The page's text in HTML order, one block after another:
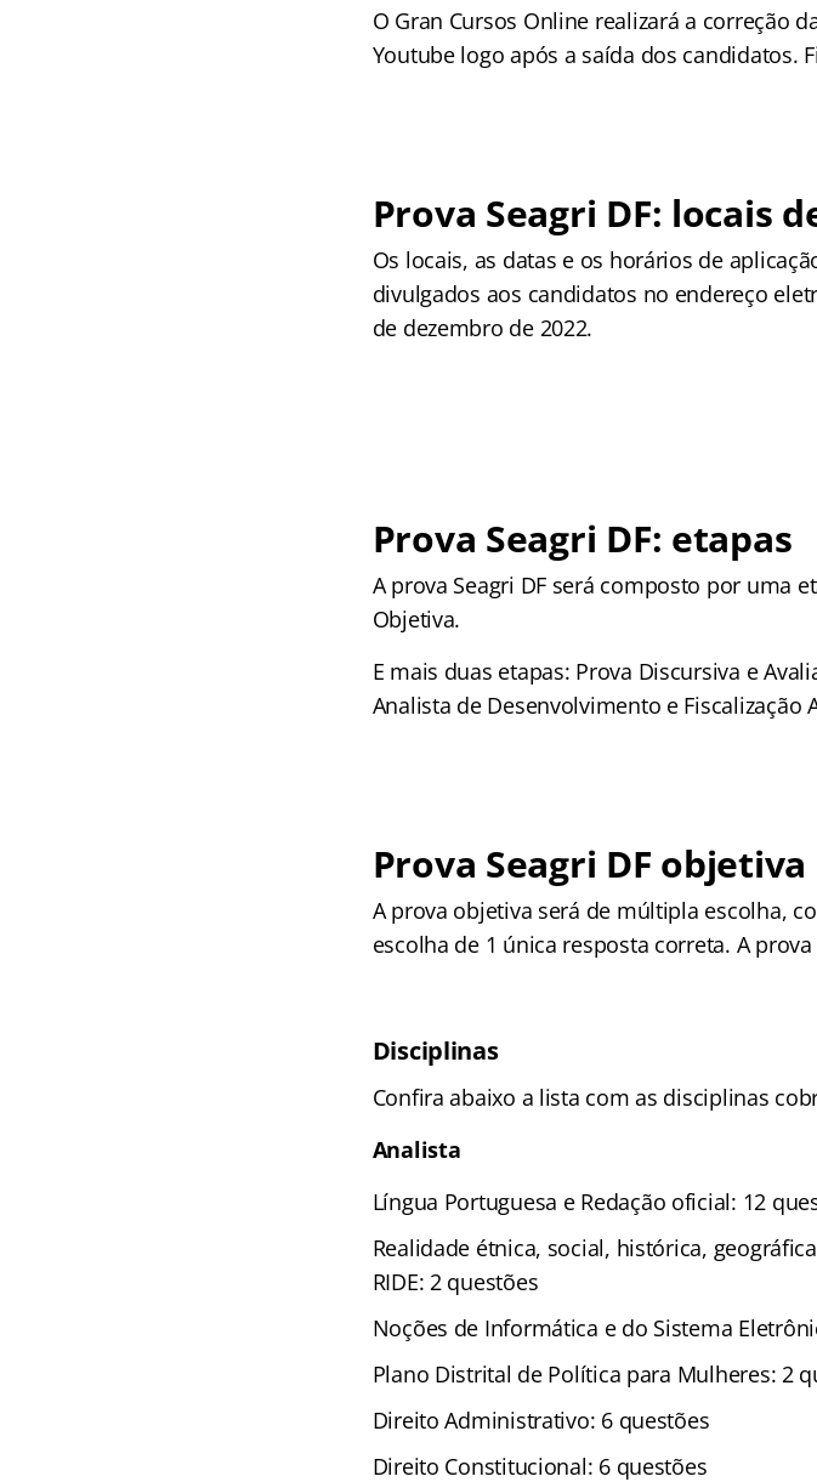
O Gran Cursos Online realizará a correção
Youtube logo após a saída dos candidatos.
Prova Seagri DF: locais
Os locais, as datas e os horários de
divulgados aos candidatos no endereço
de dezembro de 2022.
Prova Seagri DF: etapas
A prova Seagri DF será composto por uma
Objetiva.
E mais duas etapas: Prova Discursiva e
Analista de Desenvolvimento e Fiscalização
Prova Seagri DF objetiva
A prova objetiva será de múltipla escolha,
escolha de 1 única resposta correta. A
Disciplinas
Confira abaixo a lista com as disciplinas
Analista
Língua Portuguesa e Redação oficial: 12
Realidade étnica, social, histórica,
RIDE: 2 questões
Noções de Informática e do Sistema
Plano Distrital de Política para Mulheres: 2
Direito Administrativo: 6 questões
Direito Constitucional: 6 questões